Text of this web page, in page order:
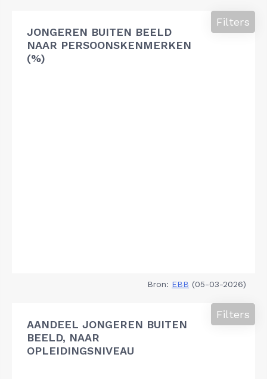
JONGEREN BUITEN BEELD
NAAR PERSOONSKENMERKEN
(%)
Filters
Bron: EBB (05-03-2026)
AANDEEL JONGEREN BUITEN
BEELD, NAAR
OPLEIDINGSNIVEAU
Filters